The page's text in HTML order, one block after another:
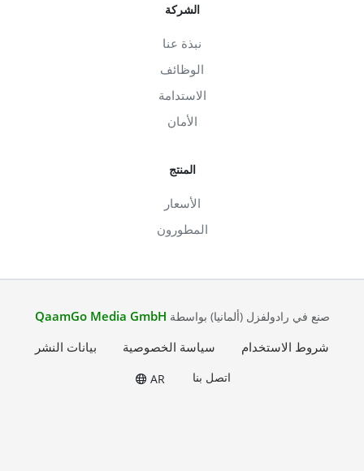
الشركة
نبذة عنا
الوظائف
الاستدامة
الأمان
المنتج
الأسعار
المطورون
صنع في رادولفزل (ألمانيا) بواسطة QaamGo Media GmbH
شروط الاستخدام
سياسة الخصوصية بيانات النشر
اتصل بنا AR